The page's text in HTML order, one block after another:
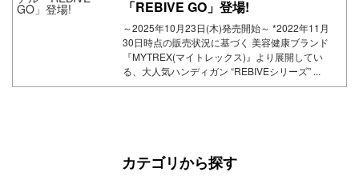
「REBIVE GO」登場!
～2025年10月23日(木)発売開始～ *2022年11月
30日時点の販売状況に基づく 美容健康ブランド
『MYTREX(マイトレックス)』より展開してい
る、大人気ハンディガン “REBIVEシリーズ” ...
カテゴリから探す